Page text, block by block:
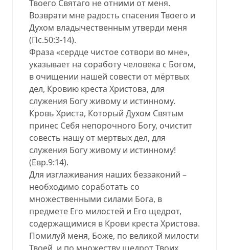
Твоего Святаго не отними от меня.
Возврати мне радость спасения Твоего и
Духом владычественным утверди меня
(Пс.50:3-14).
Фраза «сердце чистое сотвори во мне»,
указывает на соработу человека с Богом,
в очищении нашей совести от мёртвых
дел, Кровию креста Христова, для
служения Богу живому и истинному.
Кровь Христа, Который Духом Святым
принес Себя непорочного Богу, очистит
совесть нашу от мертвых дел, для
служения Богу живому и истинному!
(Евр.9:14).
Для изглаживания наших беззаконий –
необходимо соработать со
множественными силами Бога, в
предмете Его милостей и Его щедрот,
содержащимися в Крови креста Христова.
Помилуй меня, Боже, по великой милости